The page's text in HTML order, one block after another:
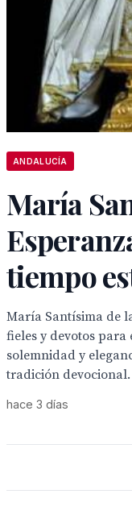
ANDALUCÍA
María
tiempo
María Santísima de
fieles y devotos para
solemnidad y
tradición devocional.
hace 3 días